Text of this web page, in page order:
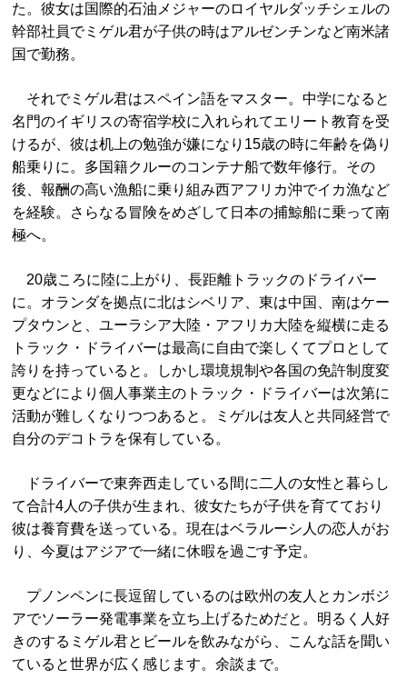
た。彼女は国際的石油メジャーのロイヤルダッチシェルの
幹部社員でミゲル君が子供の時はアルゼンチンなど南米諸
国で勤務。
それでミゲル君はスペイン語をマスター。中学になると
名門のイギリスの寄宿学校に入れられてエリート教育を受
けるが、彼は机上の勉強が嫌になり15歳の時に年齢を偽り
船乗りに。多国籍クルーのコンテナ船で数年修行。その
後、報酬の高い漁船に乗り組み西アフリカ沖でイカ漁など
を経験。さらなる冒険をめざして日本の捕鯨船に乗って南
極へ。
20歳ころに陸に上がり、長距離トラックのドライバー
に。オランダを拠点に北はシベリア、東は中国、南はケー
プタウンと、ユーラシア大陸・アフリカ大陸を縦横に走る
トラック・ドライバーは最高に自由で楽しくてプロとして
誇りを持っていると。しかし環境規制や各国の免許制度変
更などにより個人事業主のトラック・ドライバーは次第に
活動が難しくなりつつあると。ミゲルは友人と共同経営で
自分のデコトラを保有している。
ドライバーで東奔西走している間に二人の女性と暮らし
て合計4人の子供が生まれ、彼女たちが子供を育てており
彼は養育費を送っている。現在はベラルーシ人の恋人がお
り、今夏はアジアで一緒に休暇を過ごす予定。
プノンペンに長逗留しているのは欧州の友人とカンボジ
アでソーラー発電事業を立ち上げるためだと。明るく人好
きのするミゲル君とビールを飲みながら、こんな話を聞い
ていると世界が広く感じます。余談まで。